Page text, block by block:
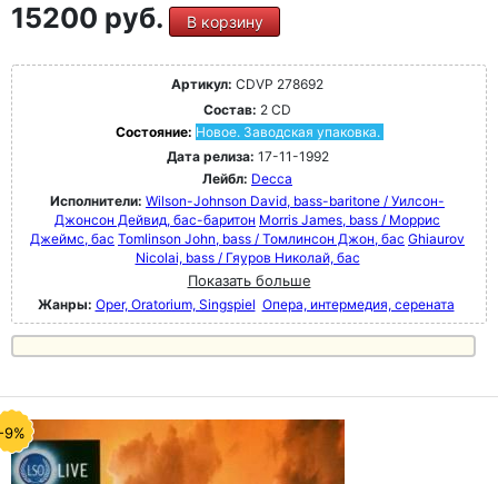
15200 руб. В корзину
Артикул: CDVP 278692
Состав: 2 CD
Состояние: Новое. Заводская упаковка.
Дата релиза: 17-11-1992
Лейбл: Decca
Исполнители: Wilson-Johnson David, bass-baritone / Уилсон-
Джонсон Дейвид, бас-баритон Morris James, bass / Моррис
Джеймс, бас Tomlinson John, bass / Томлинсон Джон, бас Ghiaurov
Nicolai, bass / Гяуров Николай, бас
Показать больше
Жанры: Oper, Oratorium, Singspiel Опера, интермедия, серената
9%